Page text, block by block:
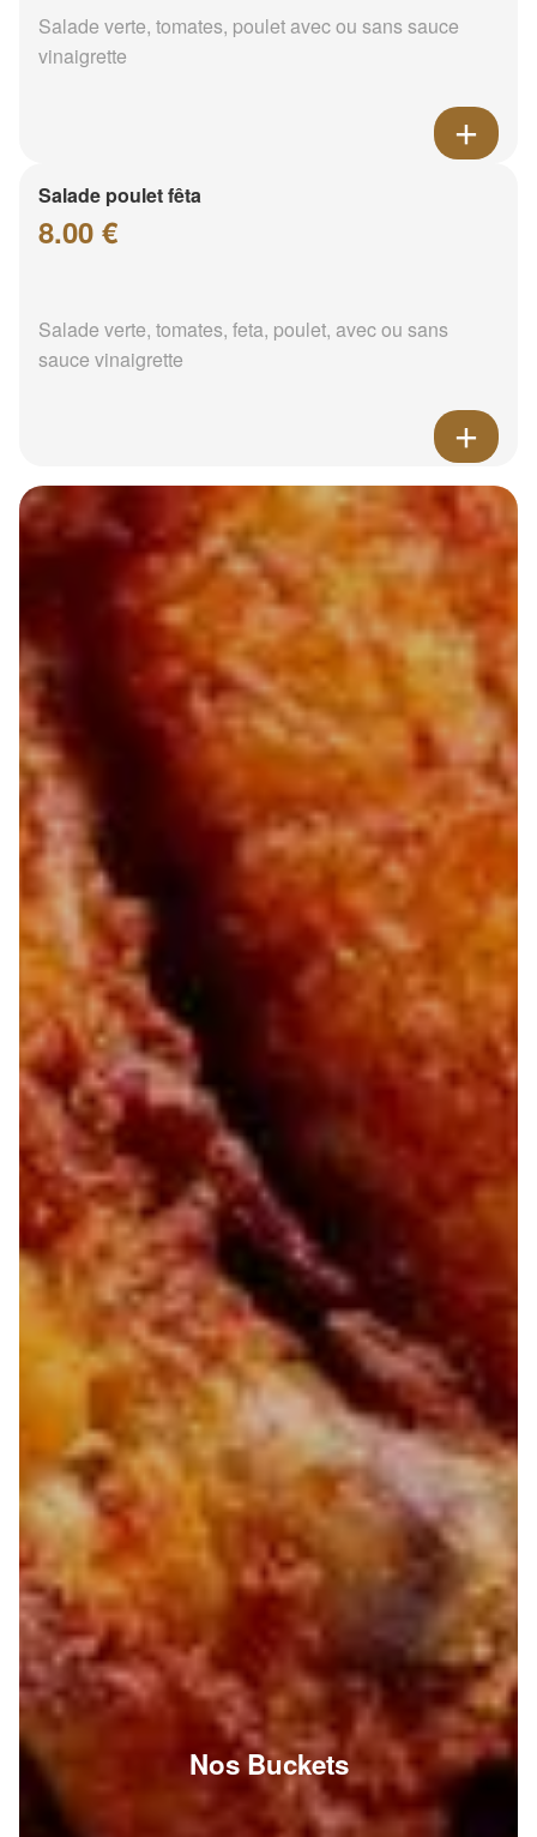
Salade verte, tomates, poulet avec ou sans sauce
vinaigrette
Salade poulet fêta
8.00 €
Salade verte, tomates, feta, poulet, avec ou sans
sauce vinaigrette
Nos Buckets